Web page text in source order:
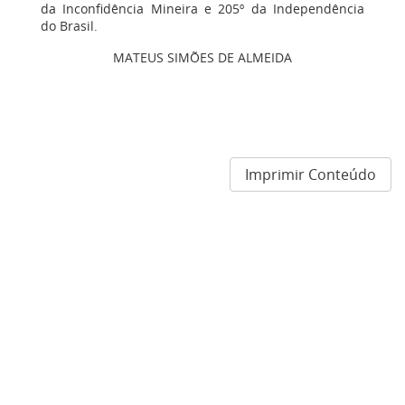
da Inconfidência Mineira e 205º da Independência
do Brasil.
MATEUS SIMÕES DE ALMEIDA
Imprimir Conteúdo